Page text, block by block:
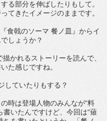
る部分を伸ばしたりもして。
てきたイメージのままです。
食戟のソーマ 餐ノ皿』からイ
しょうか？
かれるストーリーを読んで、
た感じですね。
していたりもする？
時は登場人物のみんなが“料
いたんですけど、今回は“薙